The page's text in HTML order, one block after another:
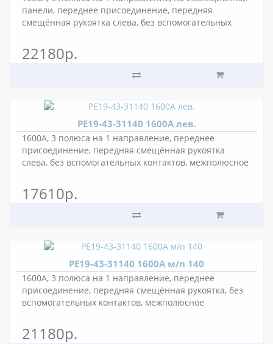
панели, переднее присоединение, передняя
смещённая рукоятка слева, без вспомогательных
22180р.
РЕ19-43-31140 1600А лев.
1600А, 3 полюса на 1 направление, переднее
присоединение, передняя смещённая рукоятка
слева, без вспомогательных контактов, межполюсное
17610р.
РЕ19-43-31140 1600А м/п 140
1600А, 3 полюса на 1 направление, переднее
присоединение, передняя смещённая рукоятка, без
вспомогательных контактов, межполюсное
21180р.